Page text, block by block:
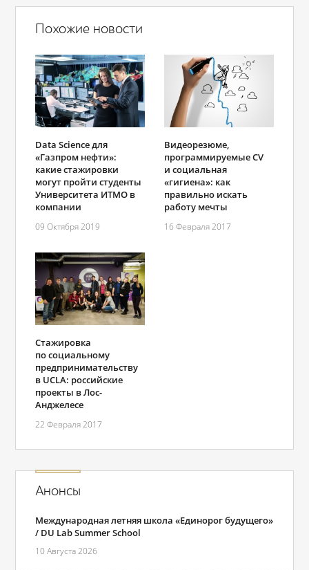
Похожие новости
Data Science для
«Газпром нефти»:
какие стажировки
могут пройти студенты
Университета ИТМО в
компании
09 Октября 2019
Видеорезюме,
программируемые CV
и социальная
«гигиена»: как
правильно искать
работу мечты
16 Февраля 2017
Стажировка
по социальному
предпринимательству
в UCLA: российские
проекты в Лос-
Анджелесе
22 Февраля 2017
Анонсы
Международная летняя школа «Единорог будущего»
/ DU Lab Summer School
10 Августа 2026